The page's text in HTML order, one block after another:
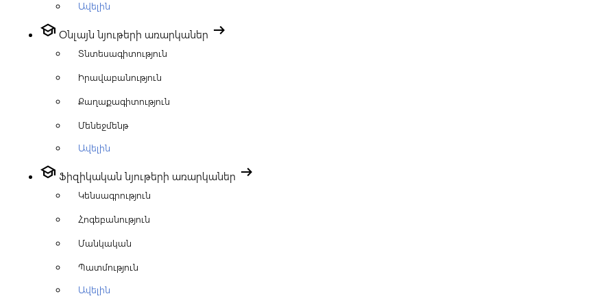
Ավելին
school Օնլայն նյութերի առարկաներ arrow_right_alt
Տնտեսագիտություն
Իրավաբանություն
Քաղաքագիտություն
Մենեջմենթ
Ավելին
school Ֆիզիկական նյութերի առարկաներ arrow_right_alt
Կենսագրություն
Հոգեբանություն
Մանկական
Պատմություն
Ավելին